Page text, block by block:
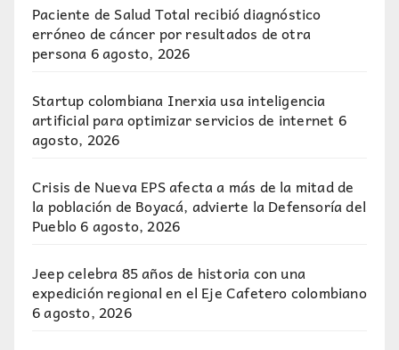
Paciente de Salud Total recibió diagnóstico
erróneo de cáncer por resultados de otra
persona6 agosto, 2026
Startup colombiana Inerxia usa inteligencia
artificial para optimizar servicios de internet 6
agosto, 2026
Crisis de Nueva EPS afecta a más de la mitad de
la población de Boyacá, advierte la Defensoría del
Pueblo6 agosto, 2026
Jeep celebra 85 años de historia con una
expedición regional en el Eje Cafetero colombiano
6 agosto, 2026